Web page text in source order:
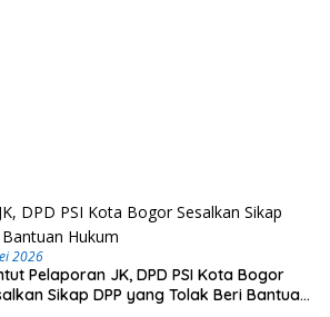
2026
Pelaporan JK, DPD PSI Kota Bogor
Sikap DPP yang Tolak Beri Bantuan